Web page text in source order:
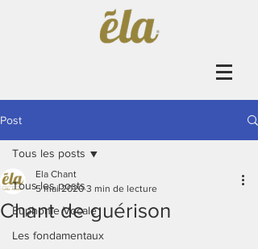
Post
Tous les posts
Euphonie Vocale
Les fondamentaux
Tous les posts
Chant de guérison
Ela Chant
5 mai 2020 3 min de lecture